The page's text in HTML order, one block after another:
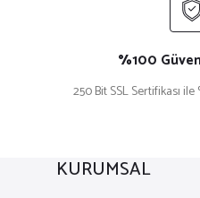
%100
250 Bit SSL Sertifikası
KURUMSAL